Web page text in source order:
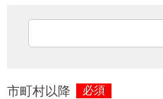
市町村以降 必須